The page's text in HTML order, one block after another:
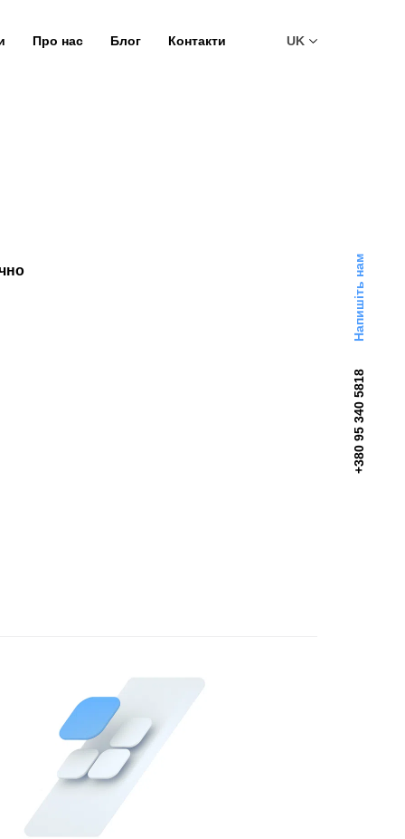
Про нас Блог Контакти UK
+380 95 340 5818
Напишіть нам